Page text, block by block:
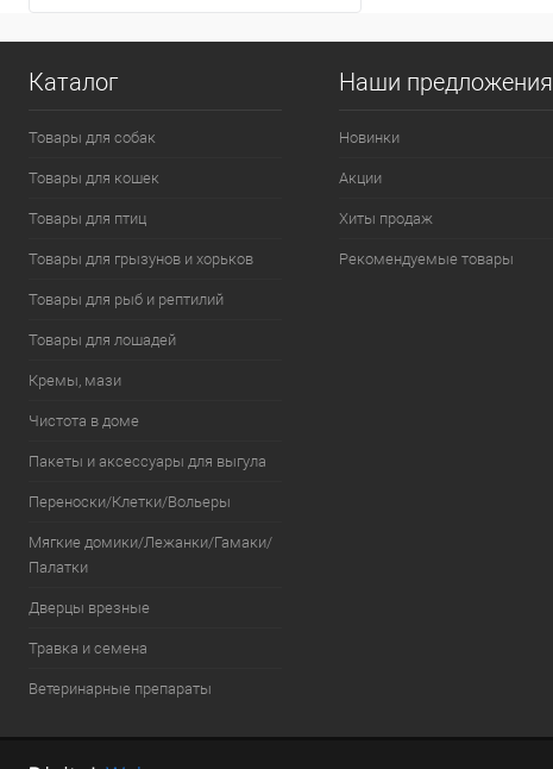
Каталог
Товары для собак
Товары для кошек
Товары для птиц
Товары для грызунов и хорьков
Товары для рыб и рептилий
Товары для лошадей
Кремы, мази
Чистота в доме
Пакеты и аксессуары для выгула
Переноски/Клетки/Вольеры
Мягкие домики/Лежанки/Гамаки/
Палатки
Дверцы врезные
Травка и семена
Ветеринарные препараты
Наши предложения
Новинки
Акции
Хиты продаж
Рекомендуемые товары